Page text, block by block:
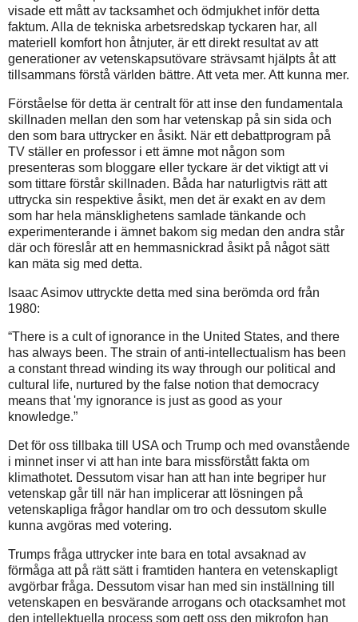
visade ett mått av tacksamhet och ödmjukhet inför detta
faktum. Alla de tekniska arbetsredskap tyckaren har, all
materiell komfort hon åtnjuter, är ett direkt resultat av att
generationer av vetenskapsutövare strävsamt hjälpts åt att
tillsammans förstå världen bättre. Att veta mer. Att kunna mer.
Förståelse för detta är centralt för att inse den fundamentala
skillnaden mellan den som har vetenskap på sin sida och
den som bara uttrycker en åsikt. När ett debattprogram på
TV ställer en professor i ett ämne mot någon som
presenteras som bloggare eller tyckare är det viktigt att vi
som tittare förstår skillnaden. Båda har naturligtvis rätt att
uttrycka sin respektive åsikt, men det är exakt en av dem
som har hela mänsklighetens samlade tänkande och
experimenterande i ämnet bakom sig medan den andra står
där och föreslår att en hemmasnickrad åsikt på något sätt
kan mäta sig med detta.
Isaac Asimov uttryckte detta med sina berömda ord från
1980:
“There is a cult of ignorance in the United States, and there
has always been. The strain of anti-intellectualism has been
a constant thread winding its way through our political and
cultural life, nurtured by the false notion that democracy
means that 'my ignorance is just as good as your
knowledge.”
Det för oss tillbaka till USA och Trump och med ovanstående
i minnet inser vi att han inte bara missförstått fakta om
klimathotet. Dessutom visar han att han inte begriper hur
vetenskap går till när han implicerar att lösningen på
vetenskapliga frågor handlar om tro och dessutom skulle
kunna avgöras med votering.
Trumps fråga uttrycker inte bara en total avsaknad av
förmåga att på rätt sätt i framtiden hantera en vetenskapligt
avgörbar fråga. Dessutom visar han med sin inställning till
vetenskapen en besvärande arrogans och otacksamhet mot
den intellektuella process som gett oss den mikrofon han